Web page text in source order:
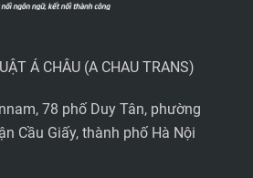
Á CHÂU (A CHAU TRANS)
78 phố Duy Tân, phường
Cầu Giấy, thành phố Hà Nội